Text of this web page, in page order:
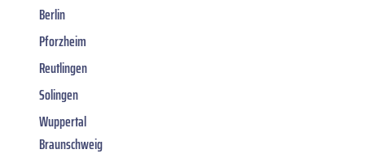
Berlin
Pforzheim
Reutlingen
Solingen
Wuppertal
Braunschweig